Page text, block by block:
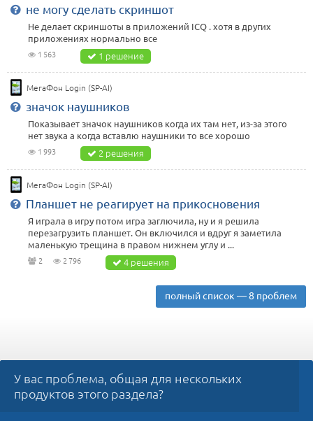
не могу сделать скриншот
Не делает скриншоты в приложений ICQ . хотя в других
приложениях нормально все
1 563 1 решение
МегаФон Login (SP-AI)
значок наушников
Показывает значок наушников когда их там нет, из-за этого
нет звука а когда вставлю наушники то все хорошо
1 993 2 решения
МегаФон Login (SP-AI)
Планшет не реагирует на прикосновения
Я играла в игру потом игра заглючила, ну и я решила
перезагрузить планшет. Он включился и вдруг я заметила
маленькую трещина в правом нижнем углу и ...
2 2 796 4 решения
полный список — 8 проблем
У вас проблема, общая для нескольких
продуктов этого раздела?